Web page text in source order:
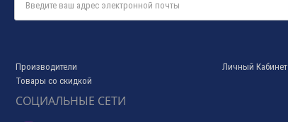
Производители
Товары со скидкой
СОЦИАЛЬНЫЕ СЕТИ
Личный Кабинет